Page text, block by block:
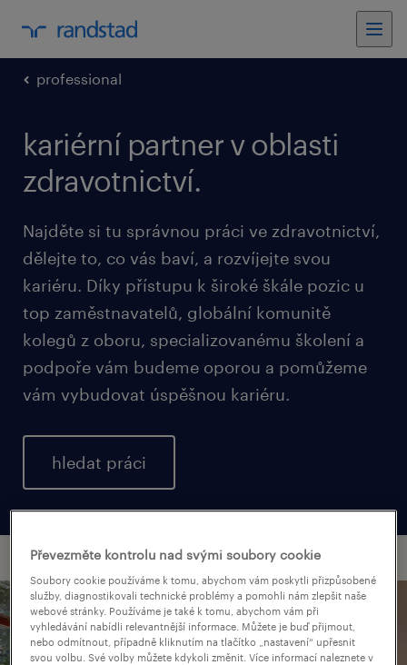
professional
kariérní partner v oblasti
zdravotnictví.
Najděte si tu správnou práci ve zdravotnictví,
dělejte to, co vás baví, a rozvíjejte svou
kariéru. Díky přístupu k široké škále pozic u
top zaměstnavatelů, globální komunitě
kolegů z oboru, specializovanému školení a
podpoře vám budeme oporou a pomůžeme
vám vybudovat úspěšnou kariéru.
hledat práci
Převezměte kontrolu nad svými soubory cookie
Soubory cookie používáme k tomu, abychom vám poskytli přizpůsobené
služby, diagnostikovali technické problémy a pomohli nám zlepšit naše
webové stránky. Používáme je také k tomu, abychom vám při
vyhledávání nabídli relevantnější informace. Můžete je buď přijmout,
nebo odmítnout, případně kliknutím na tlačítko „nastavení“ upřesnit
svou volbu. Své volby můžete kdykoli změnit. Více informací naleznete v